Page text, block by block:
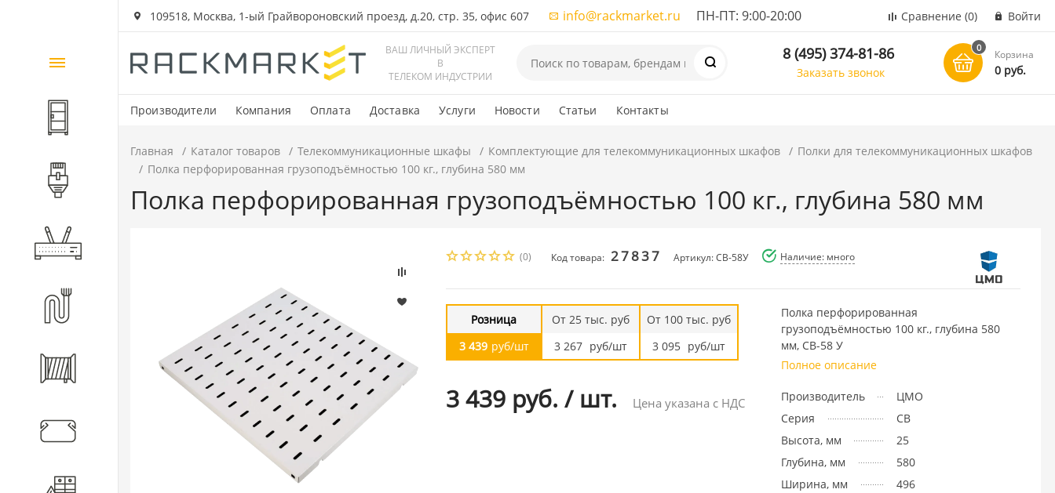
109518, Москва, 1-ый Грайвороновский проезд, д.20, стр. 35, офис 607 info@rackmarket.ru ПН-ПТ: 9:00-20:00 Сравнение (0) Войти
ВАШ ЛИЧНЫЙ ЭКСПЕРТ
В
ТЕЛЕКОМ ИНДУСТРИИ
8 (495) 374-81-86
Заказать звонок
0
Корзина
0 руб.
Производители Компания Оплата Доставка Услуги Новости Статьи Контакты
Каталог
товаров
Шкафы и стойки
Кабеленесущие системы
Главная Каталог товаров Телекоммуникационные шкафы Комплектующие для телекоммуникационных шкафов
Полки для телекоммуникационных шкафов
Полка перфорированная грузоподъёмностью 100 кг., глубина 580 мм
Полка перфорированная грузоподъёмностью 100 кг., глубина 580 мм
(0) Код товара: 27837 Артикул: СВ-58У Наличие: много
Розница
3 439 руб/шт
От 25 тыс. руб
3 267 руб/шт
От 100 тыс. руб
3 095 руб/шт
3 439 руб. / шт. Цена указана с НДС
Полка перфорированная
грузоподъёмностью 100 кг., глубина 580
мм, СВ-58 У
Полное описание
Производитель
ЦМО
Серия
СВ
Высота, мм
25
Глубина, мм
580
Ширина, мм
496